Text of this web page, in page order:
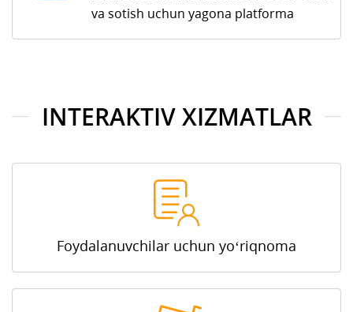
va sotish uchun yagona platforma
INTERAKTIV XIZMATLAR
Foydalanuvchilar uchun yo‘riqnoma